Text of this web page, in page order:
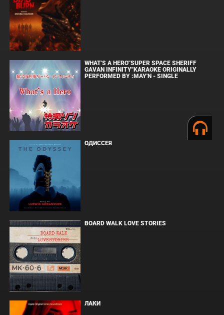
WHAT'S A HERO"SUPER SPACE SHERIFF
GAVAN INFINITY"KARAOKE ORIGINALLY
PERFORMED BY :MAY'N - SINGLE
ОДИССЕЯ
BOARD WALK LOVE STORIES
ЛАКИ